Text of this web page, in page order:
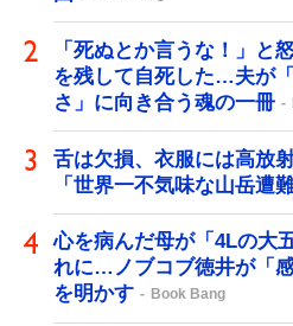
「死ぬとか言うな！」と
を残して自死した…夫が
さ」に向き合う魂の一冊
舌は欠損、衣服には高放
「世界一不気味な山岳遭
心を病んだ母が「4Lの大
れに…ノブコブ徳井が「
を明かす
Book Bang